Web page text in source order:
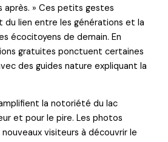
après. » Ces petits gestes
du lien entre les générations et la
écocitoyens de demain. En
gratuites ponctuent certaines
des guides nature expliquant la
la notoriété du lac
et pour le pire. Les photos
visiteurs à découvrir le